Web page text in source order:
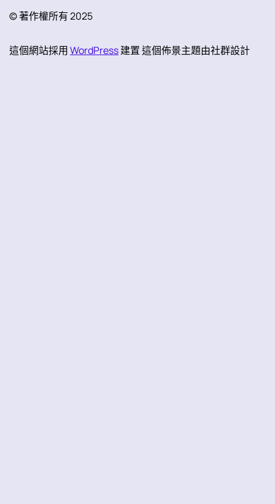
© 著作權所有 2025
這個網站採用WordPress建置 這個佈景主題由社群設計